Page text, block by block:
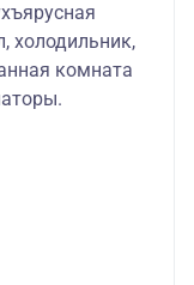
холодильник,
комната